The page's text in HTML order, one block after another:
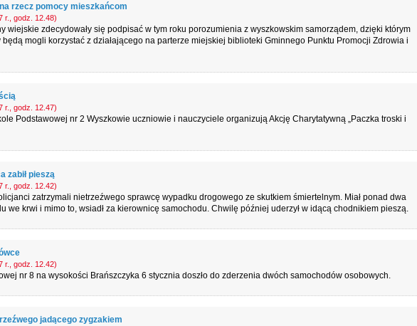
rzecz pomocy mieszkańcom
r., godz. 12.48)
wiejskie zdecydowały się podpisać w tym roku porozumienia z wyszkowskim samorządem, dzięki którym
mogli korzystać z działającego na parterze miejskiej biblioteki Gminnego Punktu Promocji Zdrowia i
r., godz. 12.47)
Podstawowej nr 2 Wyszkowie uczniowie i nauczyciele organizują Akcję Charytatywną „Paczka troski i
zabił pieszą
r., godz. 12.42)
zatrzymali nietrzeźwego sprawcę wypadku drogowego ze skutkiem śmiertelnym. Miał ponad dwa
we krwi i mimo to, wsiadł za kierownicę samochodu. Chwilę później uderzył w idącą chodnikiem pieszą.
r., godz. 12.42)
nr 8 na wysokości Brańszczyka 6 stycznia doszło do zderzenia dwóch samochodów osobowych.
jadącego zygzakiem